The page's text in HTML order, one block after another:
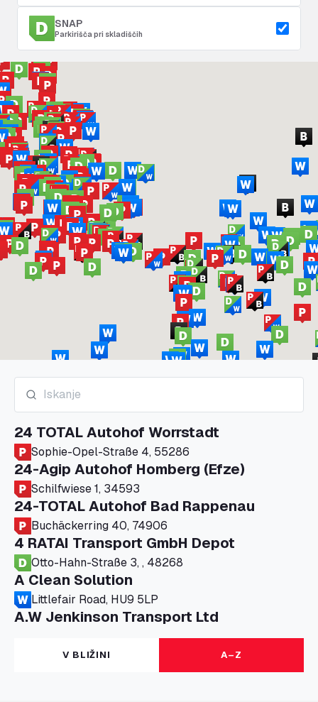
SNAP
Parkirišča pri skladiščih
24 TOTAL Autohof Worrstadt
Sophie-Opel-Straße 4, 55286
24-Agip Autohof Homberg (Efze)
Schilfwiese 1, 34593
24-TOTAL Autohof Bad Rappenau
Buchäckerring 40, 74906
4 RATAI Transport GmbH Depot
Otto-Hahn-Straße 3, , 48268
A Clean Solution
Littlefair Road, HU9 5LP
A.W Jenkinson Transport Ltd
Progress House, ME11 5GA
A+G Nettetal - Depot Parking
Am Panneschopp 7, 41334
V BLIŽINI A–Z